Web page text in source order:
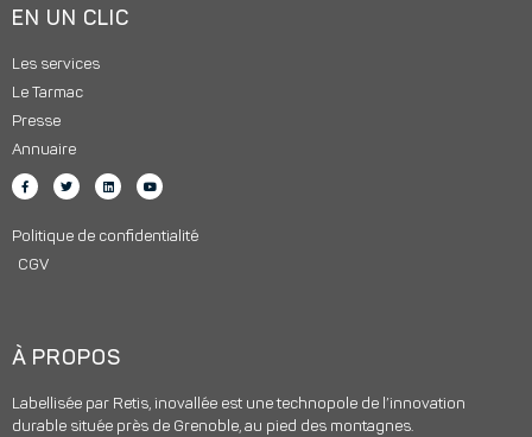
EN UN CLIC
Les services
Le Tarmac
Presse
Annuaire
Politique de confidentialité
CGV
À PROPOS
Labellisée par Retis, inovallée est une technopole de l’innovation
durable située près de Grenoble, au pied des montagnes.